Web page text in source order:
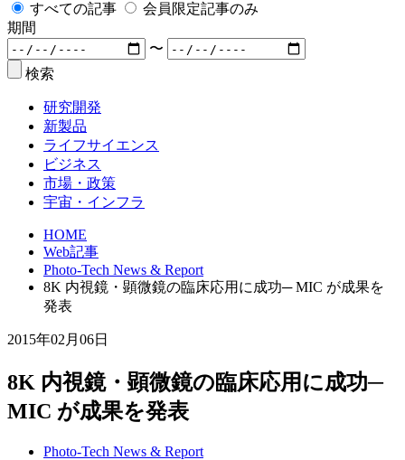
すべての記事
会員限定記事のみ
期間
〜
検索
研究開発
新製品
ライフサイエンス
ビジネス
市場・政策
宇宙・インフラ
HOME
Web記事
Photo-Tech News & Report
8K 内視鏡・顕微鏡の臨床応用に成功─ MIC が成果を
発表
2015年02月06日
8K 内視鏡・顕微鏡の臨床応用に成功─
MIC が成果を発表
Photo-Tech News & Report